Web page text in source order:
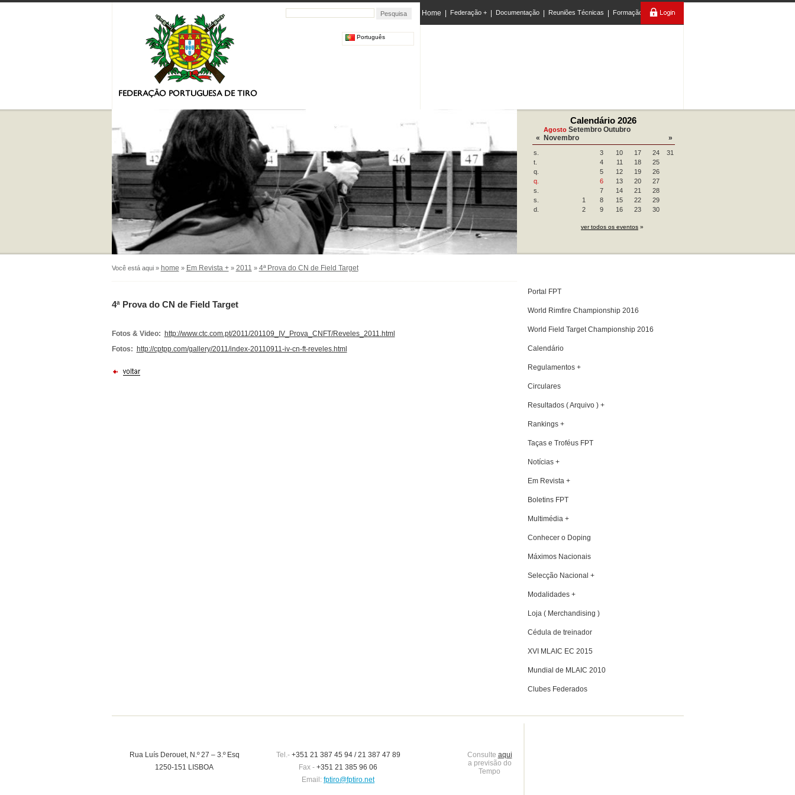
Home Federação + Documentação Reuniões Técnicas Formação
Português
Calendário 2026
«
Agosto Setembro Outubro
Novembro
»
s.
t.
q.
q.
s.
s.
d.
3 10 17 24
31
4
11 18
25
5
12 19
26
6
13 20
27
7
14 21
28
1
8 15 22
29
2
9 16 23 30
ver todos os eventos »
Você está aqui » home » Em Revista +» 2011 » 4ª Prova do CN de Field Target
4ª Prova do CN de Field Target
Fotos & Video:
http://www.ctc.com.pt/2011/201109_IV_Prova_CNFT/Reveles_2011.html
Fotos:
http://cptpp.com/gallery/2011/index-20110911-iv-cn-ft-reveles.html
Portal FPT
World Rimfire Championship 2016
World Field Target Championship 2016
Calendário
Regulamentos +
Circulares
Resultados ( Arquivo ) +
Rankings +
Taças e Troféus FPT
Notícias +
Em Revista +
Boletins FPT
Multimédia +
Conhecer o Doping
Máximos Nacionais
Selecção Nacional +
Modalidades +
Loja ( Merchandising )
Cédula de treinador
XVI MLAIC EC 2015
Mundial de MLAIC 2010
Clubes Federados
Rua Luís Derouet, N.º 27 – 3.º Esq
1250-151 LISBOA
Tel.-+351 21 387 45 94 / 21 387 47 89
Fax - +351 21 385 96 06
Email: fptiro@fptiro.net
Consulte aqui
a previsão do
Tempo